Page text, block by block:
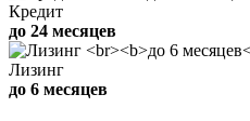
Кредит
до 24 месяцев
Лизинг
до 6 месяцев